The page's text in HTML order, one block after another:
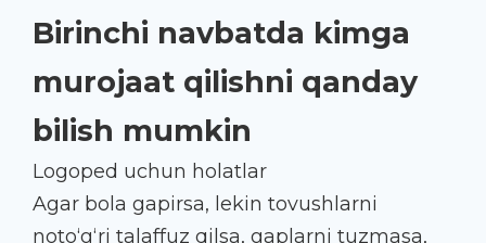
Birinchi navbatda kimga
murojaat qilishni qanday
bilish mumkin
Logoped uchun holatlar
Agar bola gapirsa, lekin tovushlarni
noto‘g‘ri talaffuz qilsa, gaplarni tuzmasa,